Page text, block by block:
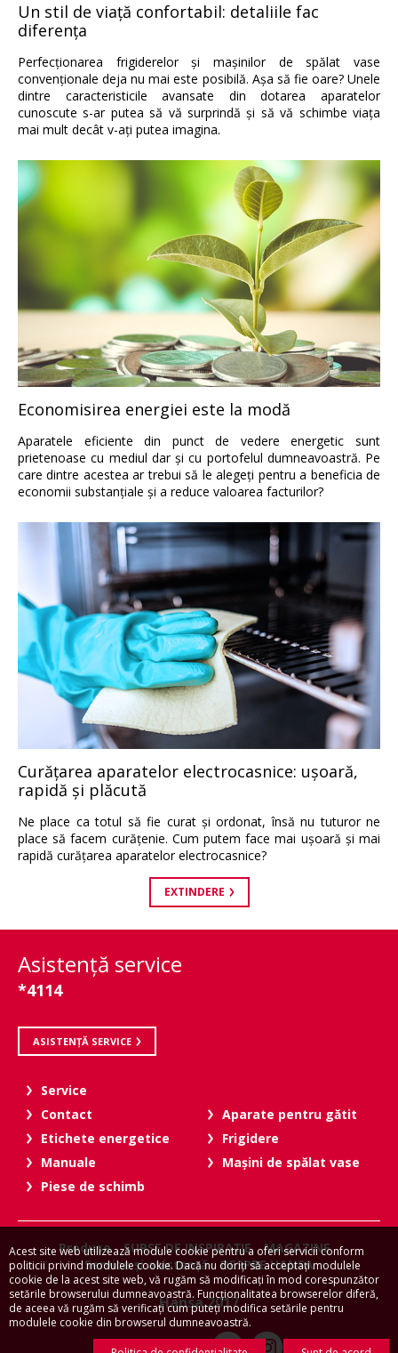
Un stil de viaţă confortabil: detaliile fac
diferenţa
Perfecţionarea frigiderelor şi maşinilor de spălat vase
convenţionale deja nu mai este posibilă. Aşa să fie oare? Unele
dintre caracteristicile avansate din dotarea aparatelor
cunoscute s-ar putea să vă surprindă şi să vă schimbe viaţa
mai mult decât v-aţi putea imagina.
Economisirea energiei este la modă
Aparatele eficiente din punct de vedere energetic sunt
prietenoase cu mediul dar şi cu portofelul dumneavoastră. Pe
care dintre acestea ar trebui să le alegeţi pentru a beneficia de
economii substanţiale şi a reduce valoarea facturilor?
Curăţarea aparatelor electrocasnice: uşoară,
rapidă şi plăcută
Ne place ca totul să fie curat şi ordonat, însă nu tuturor ne
place să facem curăţenie. Cum putem face mai uşoară şi mai
rapidă curăţarea aparatelor electrocasnice?
EXTINDERE
Asistenţă service
*4114
ASISTENȚĂ SERVICE
Service
Contact
Etichete energetice
Manuale
Piese de schimb
Aparate pentru gătit
Frigidere
Maşini de spălat vase
Produse SURSE DE INSPIRAŢIE
MAGAZINE
Service şi asistenţă
DESPRE HANSA
Hansa 2017
Urmăriţi-ne pe:
Acest site web utilizează module cookie pentru a oferi servicii conform
politicii privind modulele cookie. Dacă nu doriţi să acceptaţi modulele
cookie de la acest site web, vă rugăm să modificaţi în mod corespunzător
setările browserului dumneavoastră. Funcţionalitatea browserelor diferă,
de aceea vă rugăm să verificaţi cum puteţi modifica setările pentru
modulele cookie din browserul dumneavoastră.